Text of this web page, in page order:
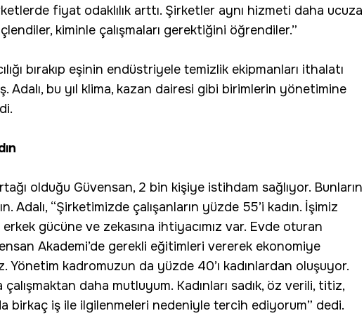
fiyat odaklılık arttı. Şirketler aynı hizmeti daha ucuza
kiminle çalışmaları gerektiğini öğrendiler.”
bırakıp eşinin endüstriyele temizlik ekipmanları ithalatı
Adalı, bu yıl klima, kazan dairesi gibi birimlerin yönetimine
olduğu Güvensan, 2 bin kişiye istihdam sağlıyor. Bunların
Adalı, “Şirketimizde çalışanların yüzde 55’i kadın. İşimiz
gücüne ve zekasına ihtiyacımız var. Evde oturan
Akademi’de gerekli eğitimleri vererek ekonomiye
Yönetim kadromuzun da yüzde 40’ı kadınlardan oluşuyor.
çalışmaktan daha mutluyum. Kadınları sadık, öz verili, titiz,
birkaç iş ile ilgilenmeleri nedeniyle tercih ediyorum” dedi.